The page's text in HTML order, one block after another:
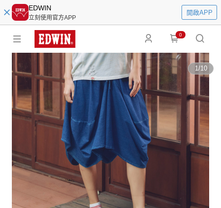
EDWIN
立刻使用官方APP
開啟APP
0
1/10